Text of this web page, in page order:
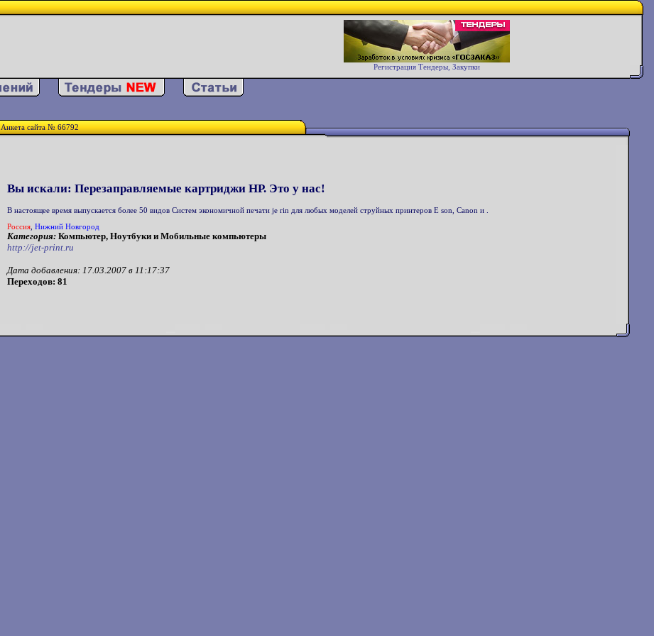
Регистрация Тендеры, Закупки
Анкета сайта № 66792
Вы искали: Перезаправляемые картриджи HP. Это у нас!
В настоящее время выпускается более 50 видов Систем экономичной печати je rin для любых моделей струйных принтеров E son, Canon и .
Россия Нижний Новгород
Категория: Компьютер, Ноутбуки и Мобильные компьютеры
http://jet-print.ru
Дата добавления: 17.03.2007 в 11:17:37
Переходов: 81